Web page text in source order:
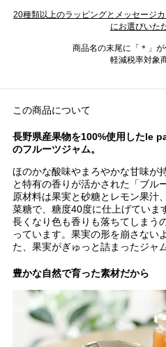
20種類以上のラッピングとメッセージ
にお選びいた
商品名の末尾に「＊」が
軽減税率対象
この商品について
長野県産果物を100%使用したle
のフルーツジャム。
ほのかな酸味やまろやかな甘味が
と特有の香りが活かされた「ブル
原材料は果実と砂糖とレモン果汁
菜糖で、糖度40度に仕上げていま
長くなり色も香りも落ちてしまう
っています。果実の形を崩さない
た、果実がぎゅっと詰まったジャ
豊かな自然で育った素材だから